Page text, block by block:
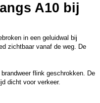
A10 bij
in een geluidwal bij
zichtbaar vanaf de weg. De
flink geschrokken. De
dicht voor verkeer.